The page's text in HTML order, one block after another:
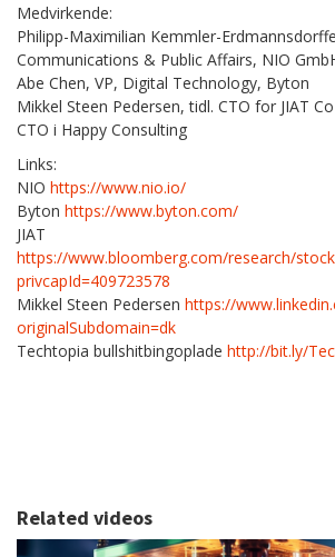
Medvirkende:
Philipp-Maximilian Kemmler-
Communications & Public Affairs, NIO
Abe Chen, VP, Digital Technology, Byton
Mikkel Steen Pedersen, tidl. CTO for JIAT
CTO i Happy Consulting
Links:
NIO https://www.nio.io/
Byton https://www.byton.com/
JIAT
https://www.bloomberg.com/research/
privcapId=409723578
Mikkel Steen Pedersen https://
originalSubdomain=dk
Techtopia bullshitbingoplade http://bit.ly/
Related videos